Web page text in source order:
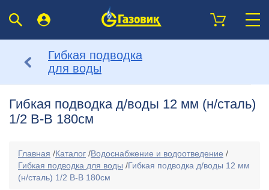
Гибкая подводка
для воды
Гибкая подводка д/воды 12 мм (н/сталь)
1/2 В-В 180см
Главная /Каталог /Водоснабжение и водоотведение /
Гибкая подводка для воды /Гибкая подводка д/воды 12 мм
(н/сталь) 1/2 В-В 180см